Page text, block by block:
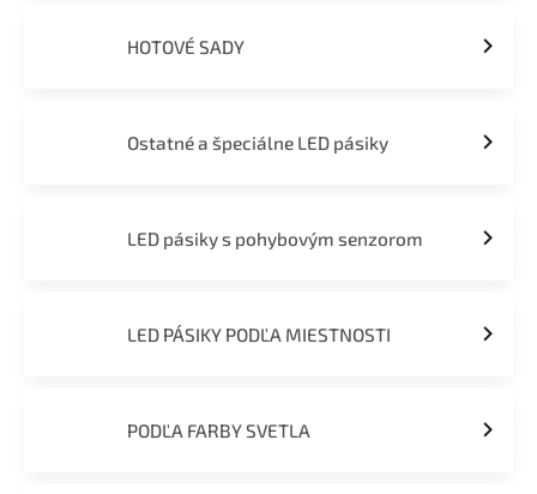
HOTOVÉ SADY
Ostatné a špeciálne LED pásiky
LED pásiky s pohybovým senzorom
LED PÁSIKY PODĽA MIESTNOSTI
PODĽA FARBY SVETLA